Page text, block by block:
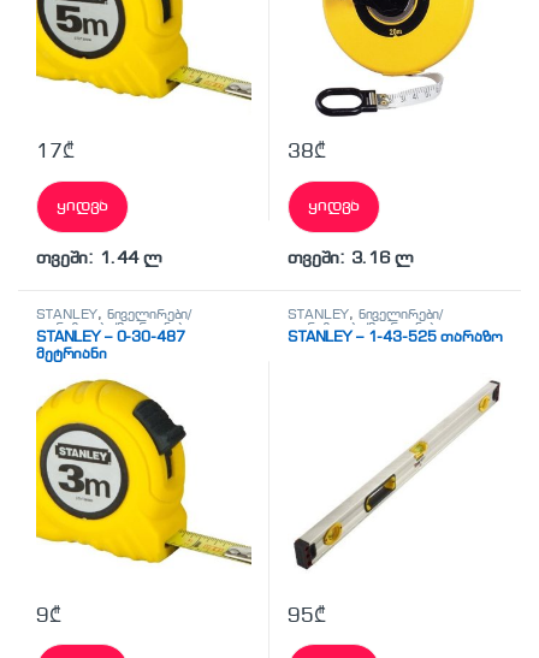
17₾
ყიდვა
თვეში: 1.44 ლ
38₾
ყიდვა
თვეში: 3.16 ლ
STANLEY, ნიველირები/
თარაზოები/მეტრიანები
STANLEY – 0-30-487
მეტრიანი
9₾
STANLEY, ნიველირები/
თარაზოები/მეტრიანები
STANLEY – 1-43-525 თარაზო
95₾